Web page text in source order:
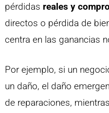
pérdidas reales y
directos o pérdida de
centra en las ganancias
Por ejemplo, si un
un daño, el daño
de reparaciones,